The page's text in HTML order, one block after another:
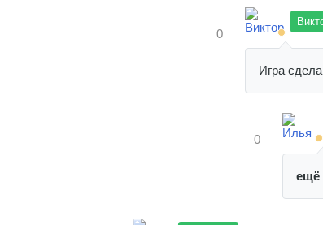
0
Игра
0
ещё